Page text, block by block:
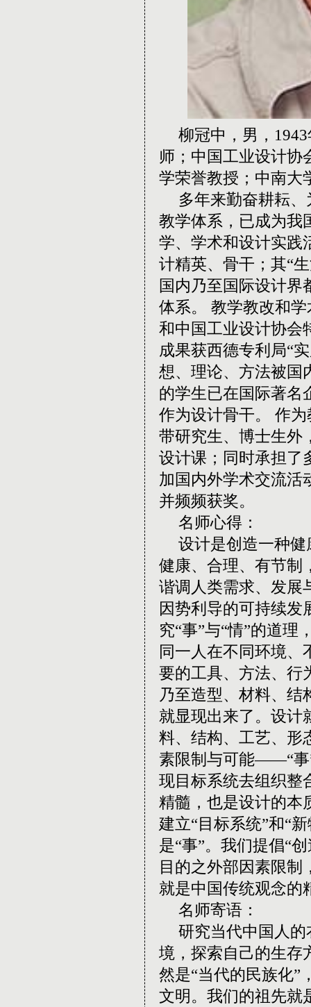
柳冠中，男， 1943
师；中国工业设计协
学荣誉教授；中南大
多年来勤奋耕耘
教学体系，已成为我
学、学术和设计实践
计精英、骨干；其“
国内乃至国际设计界
体系。
教学教改和
和中国工业设计协会
成果获西德专利局“
想、理论、方法被国
的学生已在国际著名
作为设计骨干。
作为
带研究生、博士生外
设计课；同时承担了
加国内外学术交流活
并频频获奖。
名师心得：
设计是创造一种
健康、合理、有节制
谐调人类需求、发展
因势利导的可持续发
究“事”与“情”的道理
同一人在不同环境、
要的工具、方法、行
乃至造型、材料、结
就显现出来了。设计
料、结构、工艺、形
素限制与可能——“事
现目标系统去组织整
精髓，也是设计的本
建立“目标系统”和“
是“事”。我们提倡“创
目的之外部因素限制
就是中国传统观念的
名师寄语：
研究当代中国人
境，探索自己的生存
然是“当代的民族化”
文明。我们的祖先就